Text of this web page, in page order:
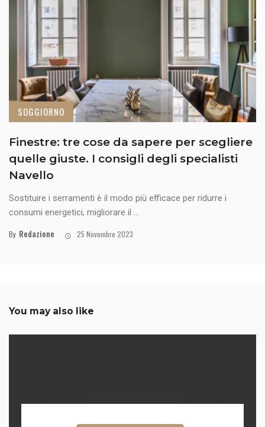
SOGGIORNO
Finestre: tre cose da sapere per scegliere
quelle giuste. I consigli degli specialisti
Navello
Sostituire i serramenti è il modo più efficace per ridurre i
consumi energetici, migliorare il ...
By Redazione 25 Novembre 2023
You may also like